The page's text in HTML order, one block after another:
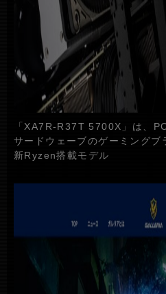
「XA7R-R37T 5700X」は、
サードウェーブのゲーミング
新Ryzen搭載モデル